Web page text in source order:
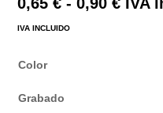
IVA INCLUIDO
Color
Grabado